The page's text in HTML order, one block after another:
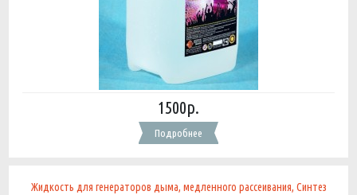
1500р.
Подробнее
Жидкость для генераторов дыма, медленного рассеивания, Синтез